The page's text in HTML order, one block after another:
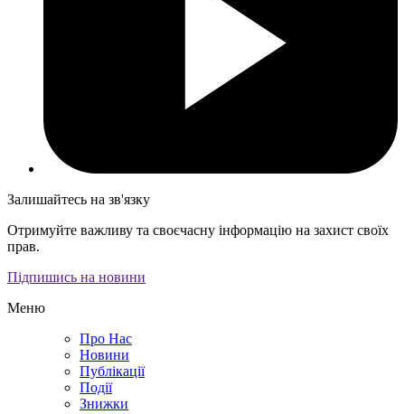
Залишайтесь на зв'язку
Отримуйте важливу та своєчасну інформацію на захист своїх
прав.
Підпишись на новини
Меню
Про Нас
Новини
Публікації
Події
Знижки